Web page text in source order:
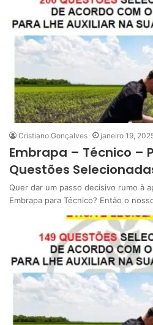
Cristiano Gonçalves janeiro 19,
Embrapa – Técnico –
Questões
Quer dar um passo decisivo rumo à
Embrapa para Técnico? Então o